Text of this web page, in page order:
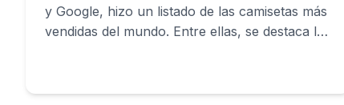
y Google, hizo un listado de las camisetas más
vendidas del mundo. Entre ellas, se destaca la